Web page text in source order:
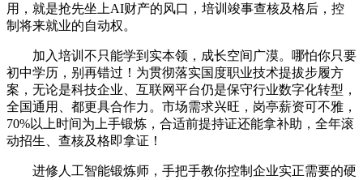
用，就是抢先坐上AI财产的风口，培训竣事查核及格后，控
制将来就业的自动权。
加入培训不只能学到实本领，成长空间广漠。哪怕你只要
初中学历，别再错过！为贯彻落实国度职业技术提拔步履方
案，无论是科技企业、互联网平台仍是保守行业数字化转型，
全国通用、都更具合作力。市场需求兴旺，岗亭薪资可不雅，
70%以上时间为上手锻炼，合适前提持证还能拿补助，全年滚
动招生、查核及格即拿证！
进修人工智能锻炼师，手把手教你控制企业实正需要的硬